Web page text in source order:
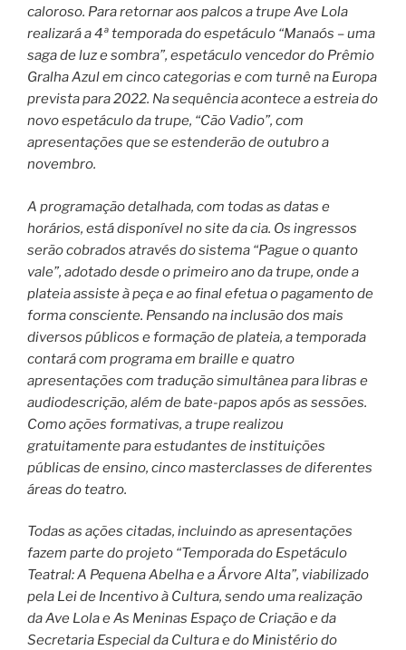
caloroso. Para retornar aos palcos a trupe Ave Lola
realizará a 4ª temporada do espetáculo “Manaós – uma
saga de luz e sombra”, espetáculo vencedor do Prêmio
Gralha Azul em cinco categorias e com turnê na Europa
prevista para 2022. Na sequência acontece a estreia do
novo espetáculo da trupe, “Cão Vadio”, com
apresentações que se estenderão de outubro a
novembro.
A programação detalhada, com todas as datas e
horários, está disponível no site da cia. Os ingressos
serão cobrados através do sistema “Pague o quanto
vale”, adotado desde o primeiro ano da trupe, onde a
plateia assiste à peça e ao final efetua o pagamento de
forma consciente. Pensando na inclusão dos mais
diversos públicos e formação de plateia, a temporada
contará com programa em braille e quatro
apresentações com tradução simultânea para libras e
audiodescrição, além de bate-papos após as sessões.
Como ações formativas, a trupe realizou
gratuitamente para estudantes de instituições
públicas de ensino, cinco masterclasses de diferentes
áreas do teatro.
Todas as ações citadas, incluindo as apresentações
fazem parte do projeto “Temporada do Espetáculo
Teatral: A Pequena Abelha e a Árvore Alta”, viabilizado
pela Lei de Incentivo à Cultura, sendo uma realização
da Ave Lola e As Meninas Espaço de Criação e da
Secretaria Especial da Cultura e do Ministério do